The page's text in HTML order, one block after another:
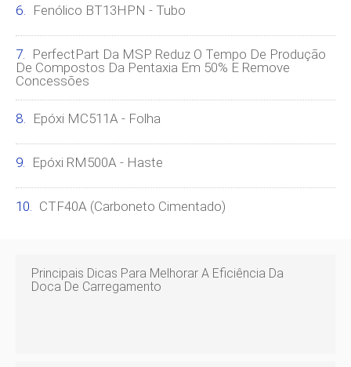
Fenólico BT13HPN - Tubo
PerfectPart Da MSP Reduz O Tempo De Produção
De Compostos Da Pentaxia Em 50% E Remove
Concessões
Epóxi MC511A - Folha
Epóxi RM500A - Haste
CTF40A (carboneto Cimentado)
Principais Dicas Para Melhorar A Eficiência Da
Doca De Carregamento